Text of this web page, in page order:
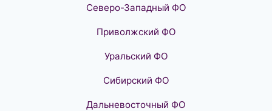
Северо-Западный ФО
Приволжский ФО
Уральский ФО
Сибирский ФО
Дальневосточный ФО